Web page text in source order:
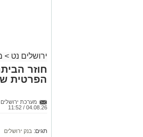
ירושלים נט >
חוזר
הפרטית
מערכת ירושלים
04.08.26 / 11:52
תגים: בנק ירושלים